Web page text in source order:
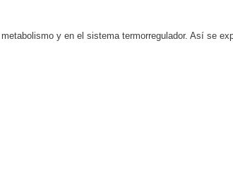
y en el sistema termorregulador. Así se